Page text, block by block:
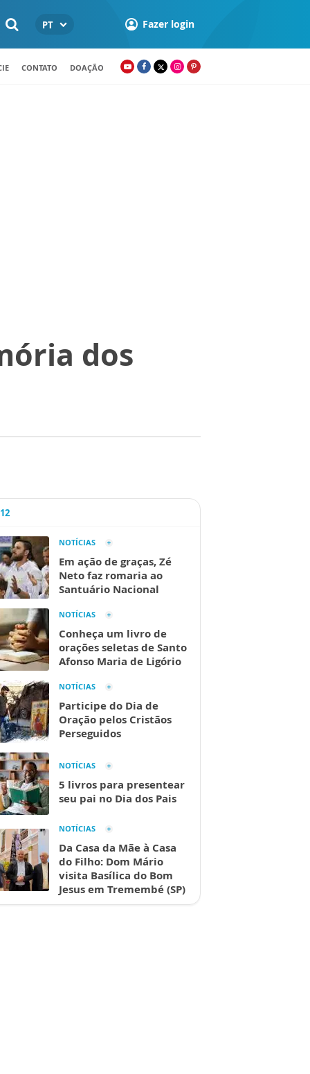
PT Fazer login
CONTATO DOAÇÃO
dos
NOTÍCIAS
Em ação de graças, Zé
Neto faz romaria ao
Santuário Nacional
NOTÍCIAS
Conheça um livro de
orações seletas de Santo
Afonso Maria de Ligório
NOTÍCIAS
Participe do Dia de
Oração pelos Cristãos
Perseguidos
NOTÍCIAS
5 livros para presentear
seu pai no Dia dos Pais
NOTÍCIAS
Da Casa da Mãe à Casa
do Filho: Dom Mário
visita Basílica do Bom
Jesus em Tremembé (SP)